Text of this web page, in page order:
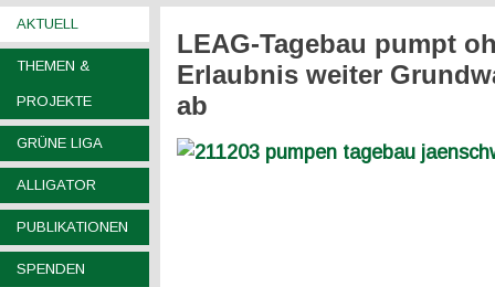
AKTUELL
THEMEN &
PROJEKTE
GRÜNE LIGA
ALLIGATOR
PUBLIKATIONEN
SPENDEN
LEAG-Tagebau pumpt
Erlaubnis weiter
ab